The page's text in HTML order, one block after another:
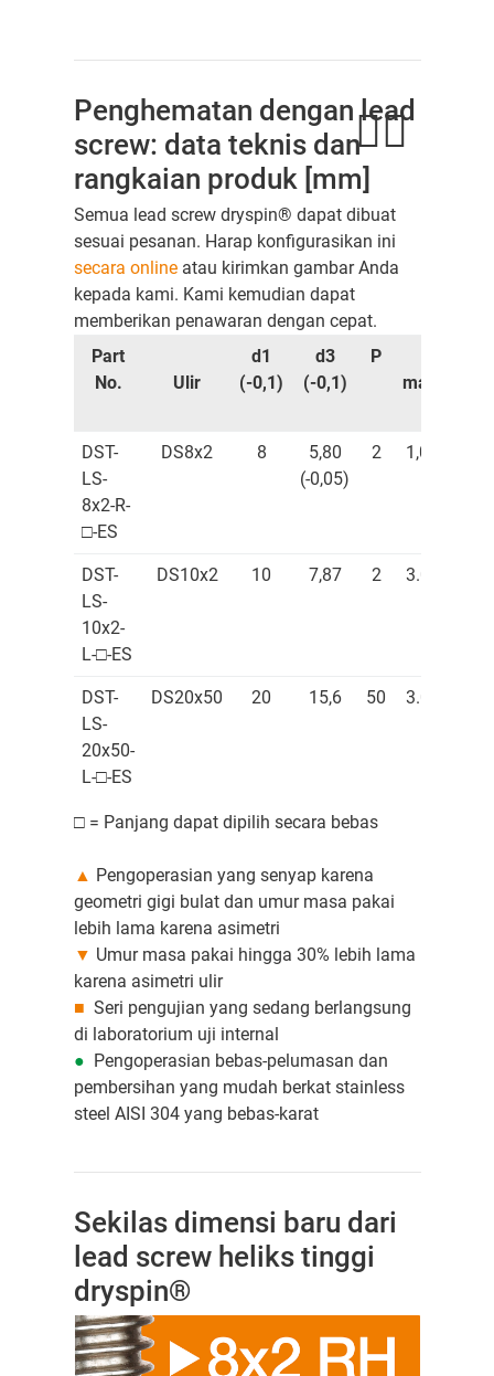
Penghematan dengan lead
screw: data teknis dan
rangkaian produk [mm]
Semua lead screw dryspin® dapat dibuat
sesuai pesanan. Harap konfigurasikan ini
secara onlineatau kirimkan gambar Anda
kepada kami. Kami kemudian dapat
memberikan penawaran dengan cepat.
Part
No.
Ulir
d1
(-0,1)
d3
(-0,1)
P
maks.
DST-
LS-
8x2-R-
□-ES
DS8x2 8
5,80
(-0,05)
2 1,000
DST-
LS-
10x2-
L-□-ES
DS10x2 10 7,87 2 3.000
DST-
LS-
20x50-
L-□-ES
DS20x50 20 15,6 50 3.000
□ = Panjang dapat dipilih secara bebas
▲ Pengoperasian yang senyap karena
geometri gigi bulat dan umur masa pakai
lebih lama karena asimetri
▼ Umur masa pakai hingga 30% lebih lama
karena asimetri ulir
■ Seri pengujian yang sedang berlangsung
di laboratorium uji internal
● Pengoperasian bebas-pelumasan dan
pembersihan yang mudah berkat stainless
steel AISI 304 yang bebas-karat
Sekilas dimensi baru dari
lead screw heliks tinggi
dryspin®